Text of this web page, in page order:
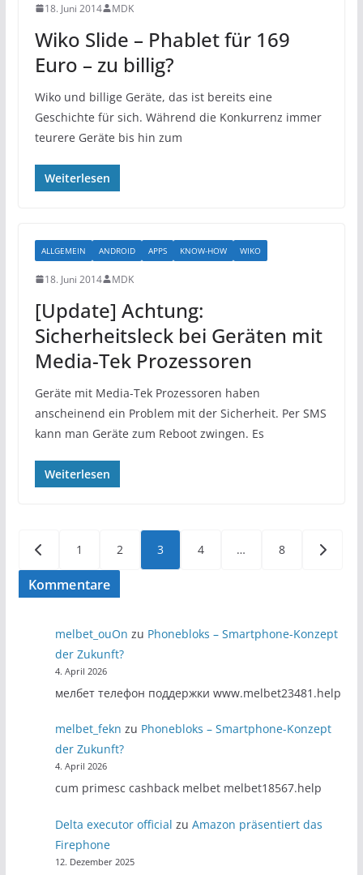
18. Juni 2014 MDK
Wiko Slide – Phablet für 169
Euro – zu billig?
Wiko und billige Geräte, das ist bereits eine
Geschichte für sich. Während die Konkurrenz immer
teurere Geräte bis hin zum
Weiterlesen
ALLGEMEIN ANDROID APPS KNOW-HOW WIKO
18. Juni 2014 MDK
[Update] Achtung:
Sicherheitsleck bei Geräten mit
Media-Tek Prozessoren
Geräte mit Media-Tek Prozessoren haben
anscheinend ein Problem mit der Sicherheit. Per SMS
kann man Geräte zum Reboot zwingen. Es
Weiterlesen
Seitennummerierung
der
1 2 3 4 … 8
Kommentare
melbet_ouOn zu Phonebloks – Smartphone-Konzept
der Zukunft?
4. April 2026
мелбет телефон поддержки www.melbet23481.help
melbet_fekn zu Phonebloks – Smartphone-Konzept
der Zukunft?
4. April 2026
cum primesc cashback melbet melbet18567.help
Delta executor official zuAmazon präsentiert das
Firephone
12. Dezember 2025